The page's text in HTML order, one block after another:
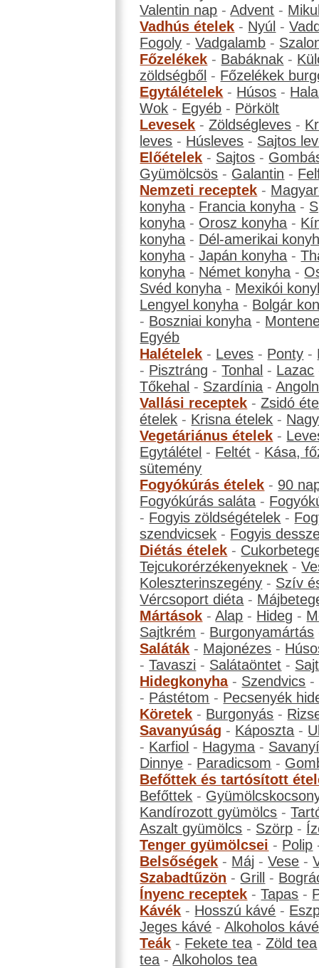
Valentin nap -Advent -
Vadhús ételek - Nyúl -
Fogoly -Vadgalamb -
Főzelékek - Babáknak -
zöldségből - Főzelékek
Egytálételek - Húsos -
Wok - Egyéb - Pörkölt
Levesek -Zöldségleves -
leves - Húsleves - Sajtos
Előételek - Sajtos -
Gyümölcsös - Galantin -
Nemzeti receptek -
konyha - Francia konyha -
konyha - Orosz konyha -
konyha - Dél-amerikai
konyha -Japán konyha -
konyha - Német konyha -
Svéd konyha - Mexikói
Lengyel konyha - Bolgár
- Boszniai konyha -
Egyéb
Halételek - Leves - Ponty -
- Pisztráng -Tonhal - Lazac
Tőkehal - Szardínia -
Vallási receptek -Zsidó
ételek - Krisna ételek -
Vegetáriánus ételek -
Egytálétel - Feltét - Kása,
sütemény
Fogyókúrás ételek - 90
Fogyókúrás saláta -
- Fogyis zöldségételek -
szendvicsek - Fogyis
Diétás ételek -
Tejcukorérzékenyeknek -
Koleszterinszegény - Szív
Vércsoport diéta -
Mártások -Alap - Hideg -
Sajtkrém - Burgonyamártás
Saláták - Majonézes -
-Tavaszi - Salátaöntet -
Hidegkonyha- Szendvics -
- Pástétom - Pecsenyék
Köretek - Burgonyás -
Savanyúság - Káposzta -
- Karfiol - Hagyma -
Dinnye - Paradicsom -
Befőttek és tartósított
Befőttek -
Kandírozott gyümölcs -
Aszalt gyümölcs - Szörp -
Tenger gyümölcsei - Polip
Belsőségek - Máj -Vese -
Szabadtűzön - Grill -
Ínyenc receptek -Tapas -
Kávék - Hosszú kávé -
Jeges kávé -Alkoholos kávé
Teák - Fekete tea -Zöld tea
tea -Alkoholos tea